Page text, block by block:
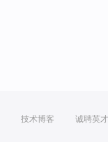
技术博客 诚聘英才